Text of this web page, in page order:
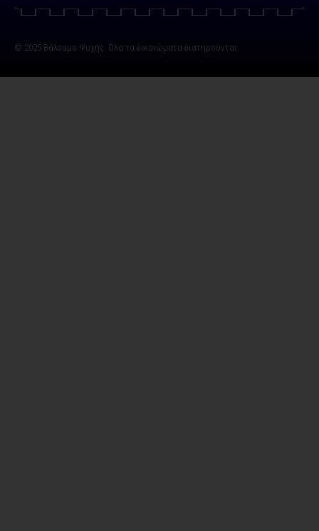
© 2025 Βάλσαμο Ψυχής. Όλα τα δικαιώματα διατηρούνται.